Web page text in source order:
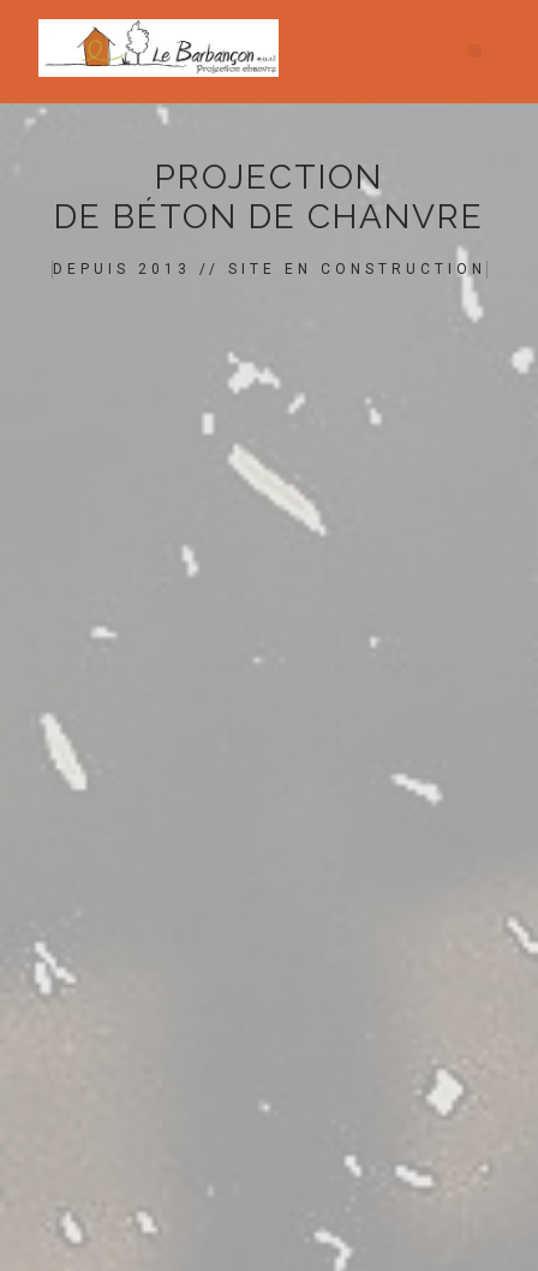
PROJECTION
DE BÉTON DE CHANVRE
DEPUIS 2013 // SITE EN CONSTRUCTION